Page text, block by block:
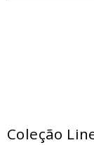
Coleção